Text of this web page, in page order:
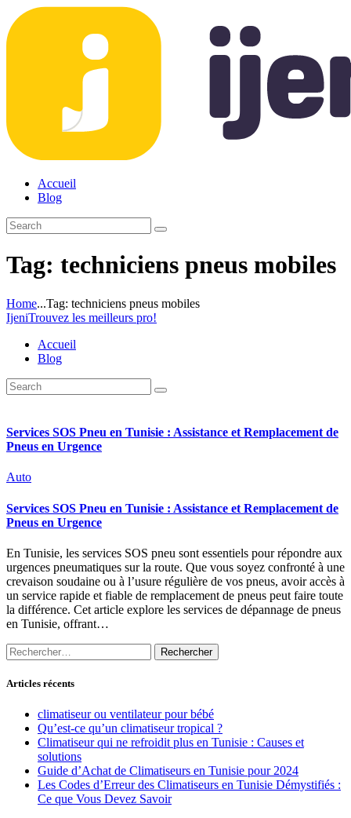
Accueil
Blog
Tag: techniciens pneus mobiles
Home...Tag: techniciens pneus mobiles
IjeniTrouvez les meilleurs pro!
Accueil
Blog
Services SOS Pneu en Tunisie : Assistance et Remplacement de
Pneus en Urgence
Auto
Services SOS Pneu en Tunisie : Assistance et Remplacement de
Pneus en Urgence
En Tunisie, les services SOS pneu sont essentiels pour répondre aux
urgences pneumatiques sur la route. Que vous soyez confronté à une
crevaison soudaine ou à l’usure régulière de vos pneus, avoir accès à
un service rapide et fiable de remplacement de pneus peut faire toute
la différence. Cet article explore les services de dépannage de pneus
en Tunisie, offrant…
Rechercher :
Articles récents
climatiseur ou ventilateur pour bébé
Qu’est-ce qu’un climatiseur tropical ?
Climatiseur qui ne refroidit plus en Tunisie : Causes et
solutions
Guide d’Achat de Climatiseurs en Tunisie pour 2024
Les Codes d’Erreur des Climatiseurs en Tunisie Démystifiés :
Ce que Vous Devez Savoir